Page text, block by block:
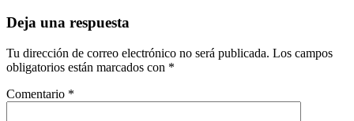
Deja una respuesta
Tu dirección de correo electrónico no será publicada. Los campos
obligatorios están marcados con *
Comentario *